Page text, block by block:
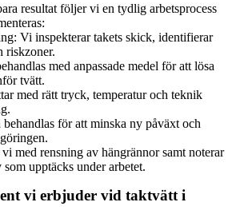
resultat följer vi en tydlig arbetsprocess
Vi inspekterar takets skick, identifierar
riskzoner.
med anpassade medel för att lösa
tvätt.
med rätt tryck, temperatur och teknik
för att minska ny påväxt och
med rensning av hängrännor samt noterar
upptäcks under arbetet.
vi erbjuder vid taktvätt i